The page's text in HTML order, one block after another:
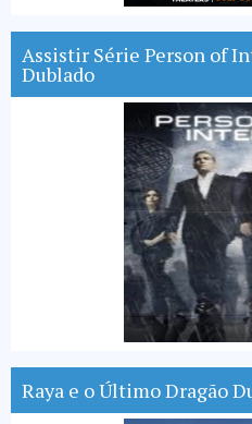
Assistir Série Person of
Dublado
Raya e o Último Dragão